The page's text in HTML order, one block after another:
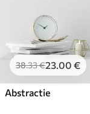
38.33€23.00 €
Abstractie